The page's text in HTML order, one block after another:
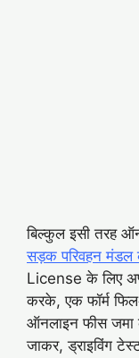
बिल्कुल इसी तरह
सड़क परिवहन मंडल
License के लिए
करके, एक फॉर्म
ऑनलाइन फीस जमा
जाकर, ड्राइविंग